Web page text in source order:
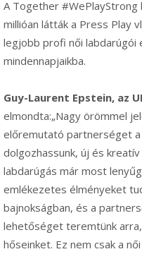
A Together
millióan látták a Press Play
legjobb profi női labdarúgói
mindennapjaikba.
Guy-Laurent Epstein, az
elmondta:„Nagy örömmel
előremutató partnerséget a
dolgozhassunk, új és
labdarúgás már most
emlékezetes élményeket
bajnokságban, és a
lehetőséget teremtünk
hőseinket. Ez nem csak a